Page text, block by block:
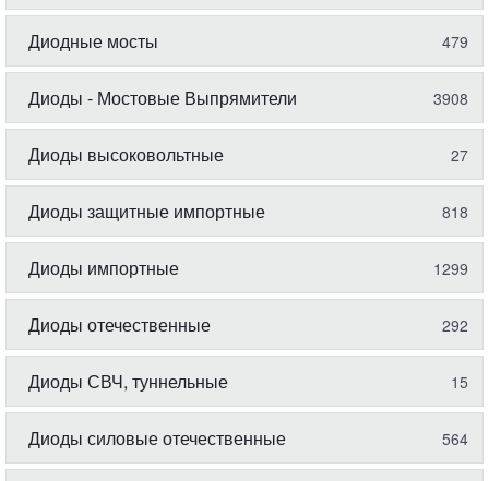
Диодные мосты 479
Диоды - Мостовые Выпрямители 3908
Диоды высоковольтные 27
Диоды защитные импортные 818
Диоды импортные 1299
Диоды отечественные 292
Диоды СВЧ, туннельные 15
Диоды силовые отечественные 564